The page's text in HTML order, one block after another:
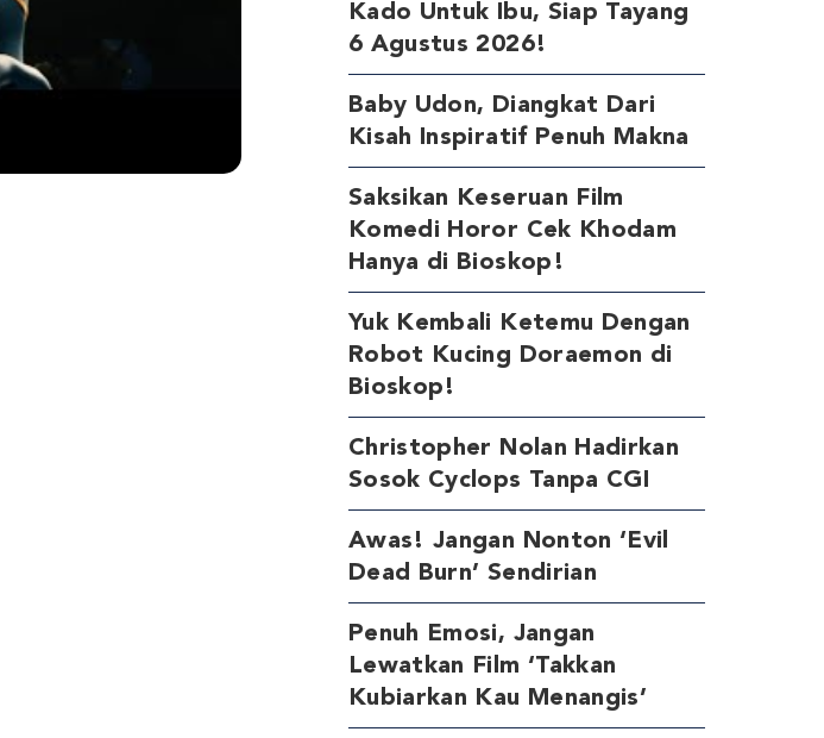
Kado Untuk Ibu, Siap Tayang
6 Agustus 2026!
Baby Udon, Diangkat Dari
Kisah Inspiratif Penuh Makna
Saksikan Keseruan Film
Komedi Horor Cek Khodam
Hanya di Bioskop!
Yuk Kembali Ketemu Dengan
Robot Kucing Doraemon di
Bioskop!
Christopher Nolan Hadirkan
Sosok Cyclops Tanpa CGI
Awas! Jangan Nonton ‘Evil
Dead Burn’ Sendirian
Penuh Emosi, Jangan
Lewatkan Film ‘Takkan
Kubiarkan Kau Menangis’